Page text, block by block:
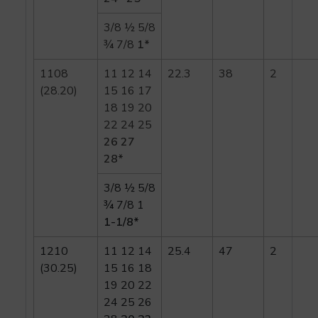
3/8 ½ 5/8
¾ 7/8 1*
1108
(28.20)
11 12 14
15 16 17
18 19 20
22 24 25
26 27
28*
22.3 38 2
3/8 ½ 5/8
¾ 7/8 1
1-1/8*
1210
(30.25)
11 12 14
15 16 18
19 20 22
24 25 26
25.4 47 2